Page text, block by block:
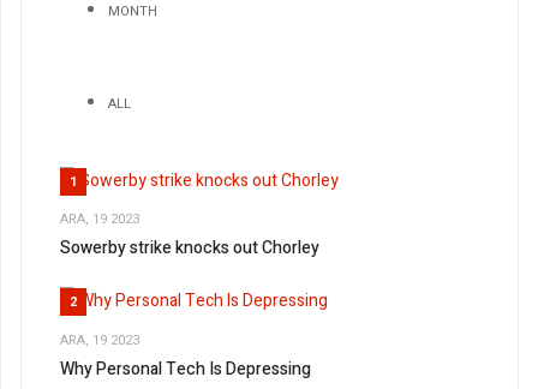
MONTH
ALL
1
ARA, 19 2023
Sowerby strike knocks out Chorley
2
ARA, 19 2023
Why Personal Tech Is Depressing